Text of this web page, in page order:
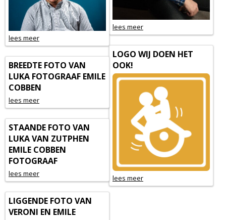
lees meer
lees meer
LOGO WIJ DOEN HET
OOK!
lees meer
BREEDTE FOTO VAN
LUKA FOTOGRAAF EMILE
COBBEN
lees meer
STAANDE FOTO VAN
LUKA VAN ZUTPHEN
EMILE COBBEN
FOTOGRAAF
lees meer
LIGGENDE FOTO VAN
VERONI EN EMILE